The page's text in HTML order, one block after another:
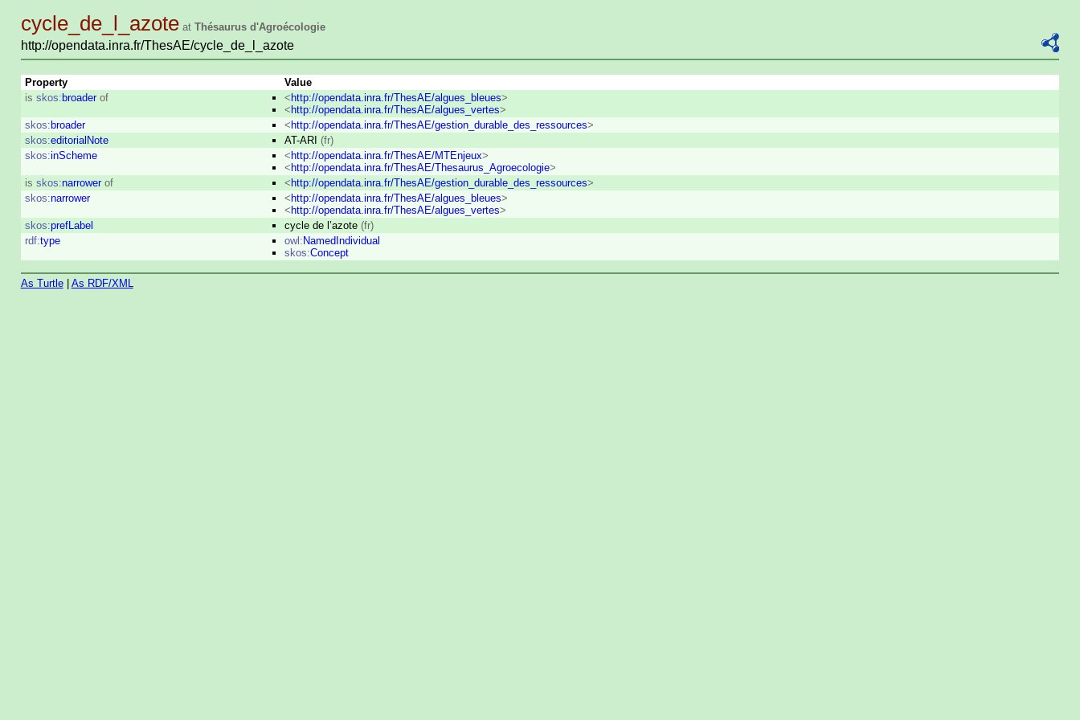
cycle_de_l_azote at Thésaurus d'Agroécologie
http://opendata.inra.fr/ThesAE/cycle_de_l_azote
Property
Value
is skos:broader of <http://opendata.inra.fr/ThesAE/algues_bleues>
<http://opendata.inra.fr/ThesAE/algues_vertes>
skos:broader <http://opendata.inra.fr/ThesAE/gestion_durable_des_ressources>
skos:editorialNote AT-ARI (fr)
skos:inScheme <http://opendata.inra.fr/ThesAE/MTEnjeux>
<http://opendata.inra.fr/ThesAE/Thesaurus_Agroecologie>
is skos:narrower of <http://opendata.inra.fr/ThesAE/gestion_durable_des_ressources>
skos:narrower <http://opendata.inra.fr/ThesAE/algues_bleues>
<http://opendata.inra.fr/ThesAE/algues_vertes>
skos:prefLabel cycle de l’azote (fr)
rdf:type owl:NamedIndividual
skos:Concept
As Turtle| As RDF/XML